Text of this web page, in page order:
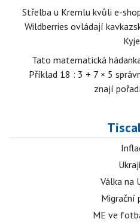
Střelba u Kremlu kvůli e-
Wildberries ovládají
Tato matematická
Příklad 18 : 3 + 7 × 5
znají
Válka na
Migrační
ME ve